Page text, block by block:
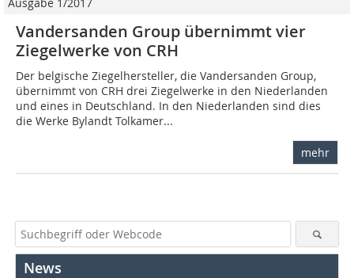
Vandersanden Group übernimmt vier
Ziegelwerke von CRH
Der belgische Ziegelhersteller, die Vandersanden Group,
übernimmt von CRH drei Ziegelwerke in den Niederlanden
und eines in Deutschland. In den Niederlanden sind dies
die Werke Bylandt Tolkamer...
mehr
News